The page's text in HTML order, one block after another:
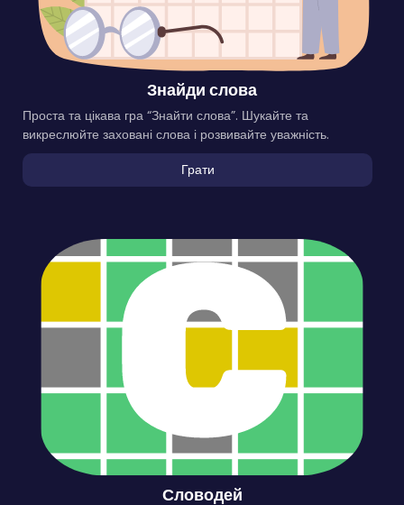
Знайди слова
Проста та цікава гра “Знайти слова”. Шукайте та
викреслюйте заховані слова і розвивайте уважність.
Грати
Словодей